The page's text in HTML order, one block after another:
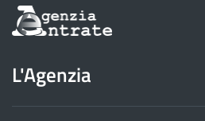
Informazioni
sul
dell'Agenzia
delle
Entrate
L'Agenzia